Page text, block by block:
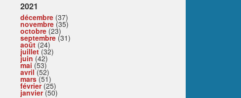
2021
décembre (37)
novembre (35)
octobre (23)
septembre (31)
août (24)
juillet(32)
juin (42)
mai (53)
avril(52)
mars(51)
février(25)
janvier(50)